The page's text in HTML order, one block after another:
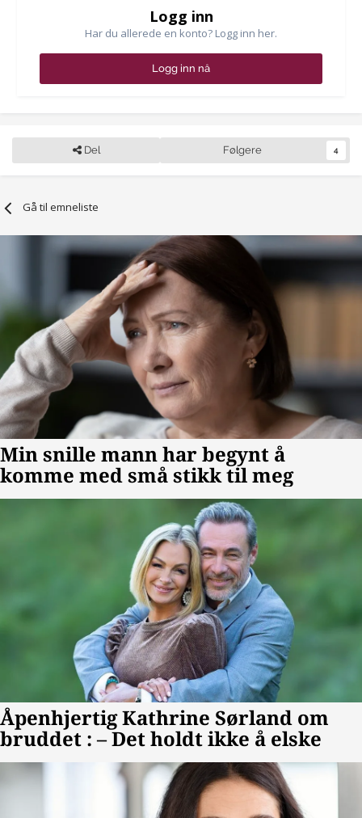
Logg inn
Har du allerede en konto? Logg inn her.
Logg inn nå
Del Følgere 4
Gå til emneliste